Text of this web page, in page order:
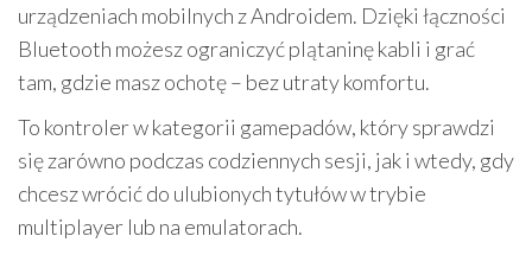
urządzeniach mobilnych z Androidem. Dzięki łączności
Bluetooth możesz ograniczyć plątaninę kabli i grać
tam, gdzie masz ochotę – bez utraty komfortu.
To kontroler w kategorii gamepadów, który sprawdzi
się zarówno podczas codziennych sesji, jak i wtedy, gdy
chcesz wrócić do ulubionych tytułów w trybie
multiplayer lub na emulatorach.